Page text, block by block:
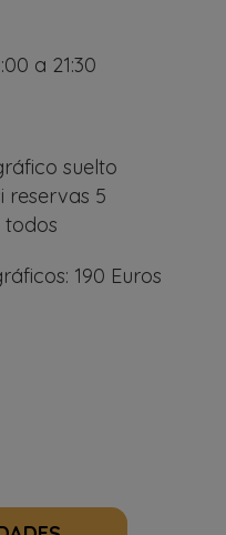
a 21:30
suelto
reservas 5
todos
190 Euros